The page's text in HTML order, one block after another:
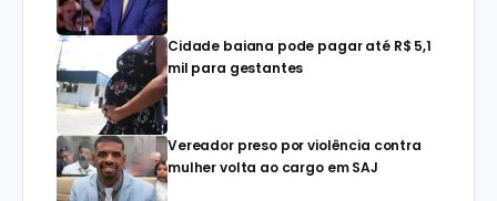
Cidade baiana pode pagar até R$ 5,1
mil para gestantes
Vereador preso por violência contra
mulher volta ao cargo em SAJ